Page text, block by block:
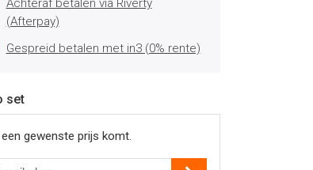
(Afterpay)
Gespreid betalen met in3 (0% rente)
set
gewenste prijs komt.